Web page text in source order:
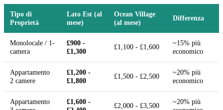
Tipo di
Proprietà
Lato Est (al
mese)
Ocean Village
(al mese)
Differenza
Monolocale / 1-
camera
£900 -
£1,300
£1,100 - £1,600
~15% più
economico
Appartamento
2 camere
£1,200 -
£1,800
£1,500 - £2,500
~20% più
economico
Appartamento
£1,600 -
£2,000 - £3,500
~20% più